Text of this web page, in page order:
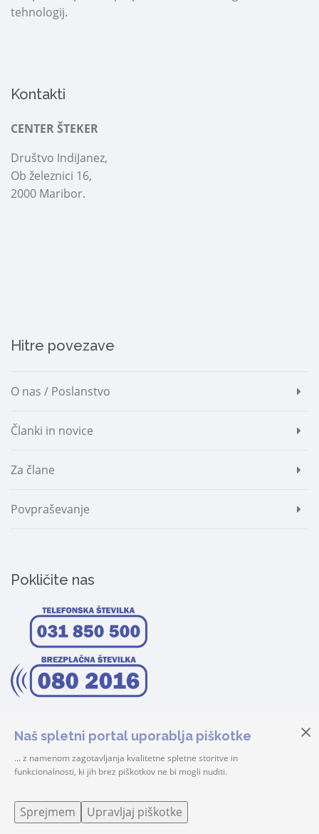
tehnologij.
Kontakti
CENTER ŠTEKER
Društvo IndiJanez,
Ob železnici 16,
2000 Maribor.
Hitre povezave
O nas / Poslanstvo
Članki in novice
Za člane
Povpraševanje
Pokličite nas
© 2026 Center Šteker | Vse pravice pridržane! |
Naš spletni portal uporablja piškotke
... z namenom zagotavljanja kvalitetne spletne storitve in
funkcionalnosti, ki jih brez piškotkov ne bi mogli nuditi.
Sprejmem Upravljaj piškotke